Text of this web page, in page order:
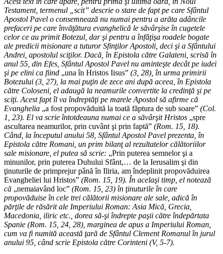
Testament, termenul „scit” descrie o stare de fapt pe care Sfântul
Apostol Pavel o consemnează nu numai pentru a arăta adâncile
prefaceri pe care învăţătura evanghelică le săvârşise în cugetele
celor ce au primit Botezul, dar şi pentru a înfăţişa roadele bogate
ale predicii misionare a tuturor Sfinţilor Apostoli, deci şi a Sfântului
Andrei, apostolul sciţilor. Dacă, în Epistola către Galateni, scrisă în
anul 55, din Efes, Sfântul Apostol Pavel nu aminteşte decât pe iudei
şi pe elini ca fiind „una în Hristos Iisus” (3, 28), în urma primirii
Botezului (3, 27), la mai puţin de zece ani după aceea, în Epistola
către Coloseni, el adaugă la neamurile convertite la credinţă şi pe
sciţi. Acest fapt îl va îndreptăţi pe marele Apostol să afirme că
Evanghelia „a fost propovăduită la toată făptura de sub soare” (Col.
1, 23). El va scrie întotdeauna numai ce a săvârşit Hristos „spre
ascultarea neamurilor, prin cuvânt şi prin faptă” (Rom. 15, 18).
Când, la începutul anului 58, Sfântul Apostol Pavel prezenta, în
Epistola către Romani, un prim bilanţ al rezultatelor călătoriilor
sale misionare, el putea să scrie: „Prin puterea semnelor şi a
minunilor, prin puterea Duhului Sfânt,… de la Ierusalim şi din
ţinuturile de primprejur până în Iliria, am îndeplinit propovăduirea
Evangheliei lui Hristos” (Rom. 15, 19). În acelaşi timp, el notează
că „nemaiavând loc” (Rom. 15, 23) în ţinuturile în care
propovăduise în cele trei călătorii misionare ale sale, adică în
părţile de răsărit ale Imperiului Roman: Asia Mică, Grecia,
Macedonia, iliric etc., dorea să-şi îndrepte paşii către îndepărtata
Spanie (Rom. 15, 24, 28), marginea de apus a Imperiului Roman,
cum va fi numită această ţară de Sfântul Clement Romanul în jurul
anului 95, când scrie Epistola către Corinteni (V, 5-7).